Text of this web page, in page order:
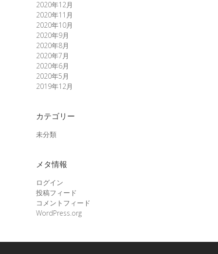
2020年12月
2020年11月
2020年10月
2020年9月
2020年8月
2020年7月
2020年6月
2020年5月
2019年12月
カテゴリー
未分類
メタ情報
ログイン
投稿フィード
コメントフィード
WordPress.org